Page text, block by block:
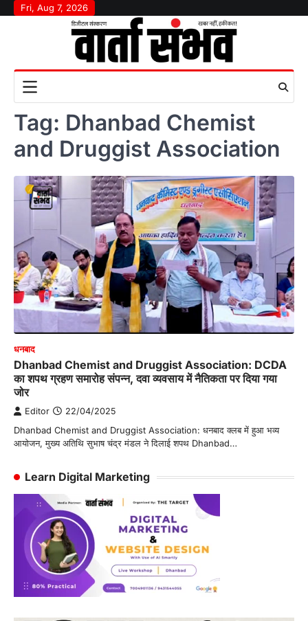
SkipFri, Aug 7, 2026
Tag: Dhanbad Chemist
and Druggist Association
धनबाद
Dhanbad Chemist and Druggist Association: DCDA
का शपथ ग्रहण समारोह संपन्न, दवा व्यवसाय में नैतिकता पर दिया गया
जोर
Editor 22/04/2025
Dhanbad Chemist and Druggist Association: धनबाद क्लब में हुआ भव्य
आयोजन, मुख्य अतिथि सुभाष चंद्र मंडल ने दिलाई शपथ Dhanbad…
Learn Digital Marketing